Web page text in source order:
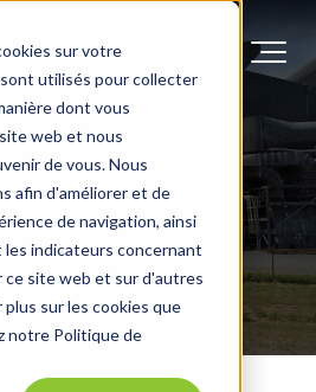
sur votre
utilisés pour collecter
dont vous
web et nous
de vous. Nous
afin d'améliorer et de
de navigation, ainsi
indicateurs concernant
ce site web et sur d'autres
sur les cookies que
notre Politique de